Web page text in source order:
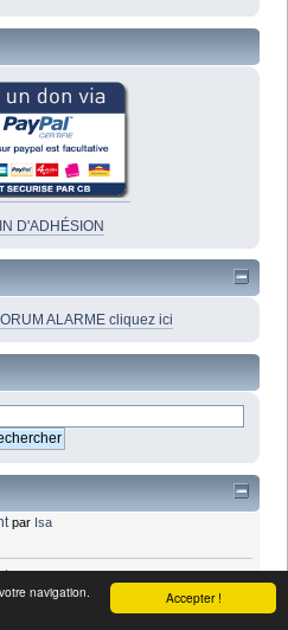
Accepter !
navigation.
D'ADHÉSION
ALARME cliquez ici
par Isa